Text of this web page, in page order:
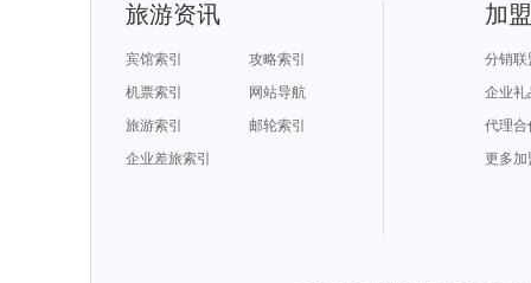
旅游资讯
宾馆索引
攻略索引
机票索引
网站导航
旅游索引
邮轮索引
企业差旅索引
加
分销联
企业礼
代理合
更多加